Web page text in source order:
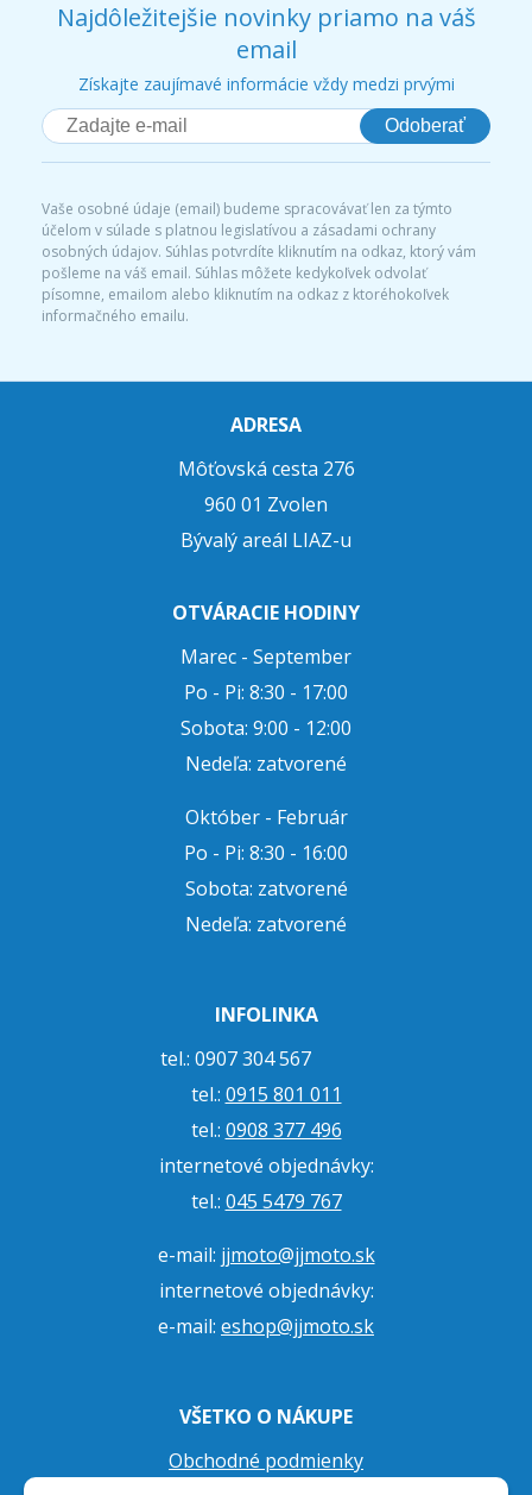
Najdôležitejšie novinky priamo na váš
email
Získajte zaujímavé informácie vždy medzi prvými
Odoberať
Vaše osobné údaje (email) budeme spracovávať len za týmto
účelom v súlade s platnou legislatívou a zásadami ochrany
osobných údajov. Súhlas potvrdíte kliknutím na odkaz, ktorý vám
pošleme na váš email. Súhlas môžete kedykoľvek odvolať
písomne, emailom alebo kliknutím na odkaz z ktoréhokoľvek
informačného emailu.
ADRESA
Môťovská cesta 276
960 01 Zvolen
Bývalý areál LIAZ-u
OTVÁRACIE HODINY
Marec - September
Po - Pi: 8:30 - 17:00
Sobota: 9:00 - 12:00
Nedeľa: zatvorené
Október - Február
Po - Pi: 8:30 - 16:00
Sobota: zatvorené
Nedeľa: zatvorené
INFOLINKA
tel.: 0907 304 567
tel.: 0915 801 011
tel.: 0908 377 496
internetové objednávky:
tel.: 045 5479 767
e-mail: jjmoto@jjmoto.sk
internetové objednávky:
e-mail: eshop@jjmoto.sk
VŠETKO O NÁKUPE
Obchodné podmienky